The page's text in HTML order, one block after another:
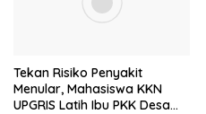
Tekan Risiko Penyakit
Menular, Mahasiswa KKN
UPGRIS Latih Ibu PKK Desa